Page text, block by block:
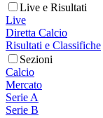
Live e Risultati
Live
Diretta Calcio
Risultati e Classifiche
Sezioni
Calcio
Mercato
Serie A
Serie B